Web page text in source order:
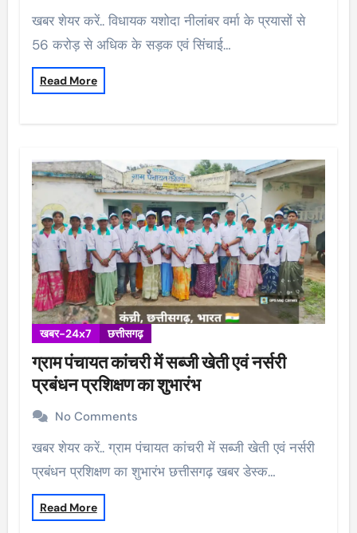
खबर शेयर करें.. विधायक यशोदा नीलांबर वर्मा के प्रयासों से
56 करोड़ से अधिक के सड़क एवं सिंचाई…
Read More
खबर-24x7 छत्तीसगढ़
ग्राम पंचायत कांचरी में सब्जी खेती एवं नर्सरी
प्रबंधन प्रशिक्षण का शुभारंभ
No Comments
खबर शेयर करें.. ग्राम पंचायत कांचरी में सब्जी खेती एवं नर्सरी
प्रबंधन प्रशिक्षण का शुभारंभ छत्तीसगढ़ खबर डेस्क…
Read More